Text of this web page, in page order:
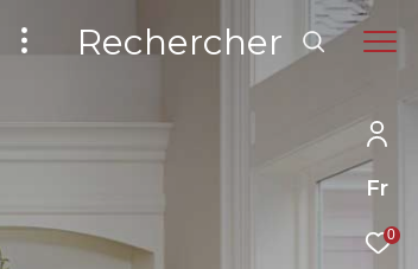
Fr
0
Rechercher